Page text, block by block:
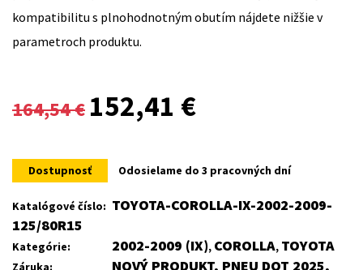
kompatibilitu s plnohodnotným obutím nájdete nižšie v
parametroch produktu.
164,54€
Original
was:
164,54 €.
152,41 €
is:
152,41 €.
Dostupnosť Odosielame do 3 pracovných dní
Katalógové číslo: TOYOTA-COROLLA-IX-2002-2009-
125/80R15
Kategórie: 2002-2009 (IX), COROLLA, TOYOTA
Záruka:
NOVÝ PRODUKT, PNEU DOT 2025,